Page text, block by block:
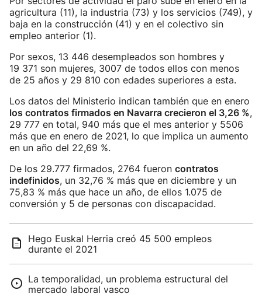
agricultura (11), la industria (73) y los servicios (749), y
baja en la construcción (41) y en el colectivo sin
empleo anterior (1).
Por sexos, 13 446 desempleados son hombres y
19 371 son mujeres, 3007 de todos ellos con menos
de 25 años y 29 810 con edades superiores a esta.
Los datos del Ministerio indican también que en enero
los contratos firmados en Navarra crecieron el 3,26 %,
29 777 en total, 940 más que el mes anterior y 5506
más que en enero de 2021, lo que implica un aumento
en un año del 22,69 %.
De los 29.777 firmados, 2764 fueron contratos
indefinidos, un 32,76 % más que en diciembre y un
75,83 % más que hace un año, de ellos 1.075 de
conversión y 5 de personas con discapacidad.
Hego Euskal Herria creó 45 500 empleos
durante el 2021
La temporalidad, un problema estructural del
mercado laboral vasco